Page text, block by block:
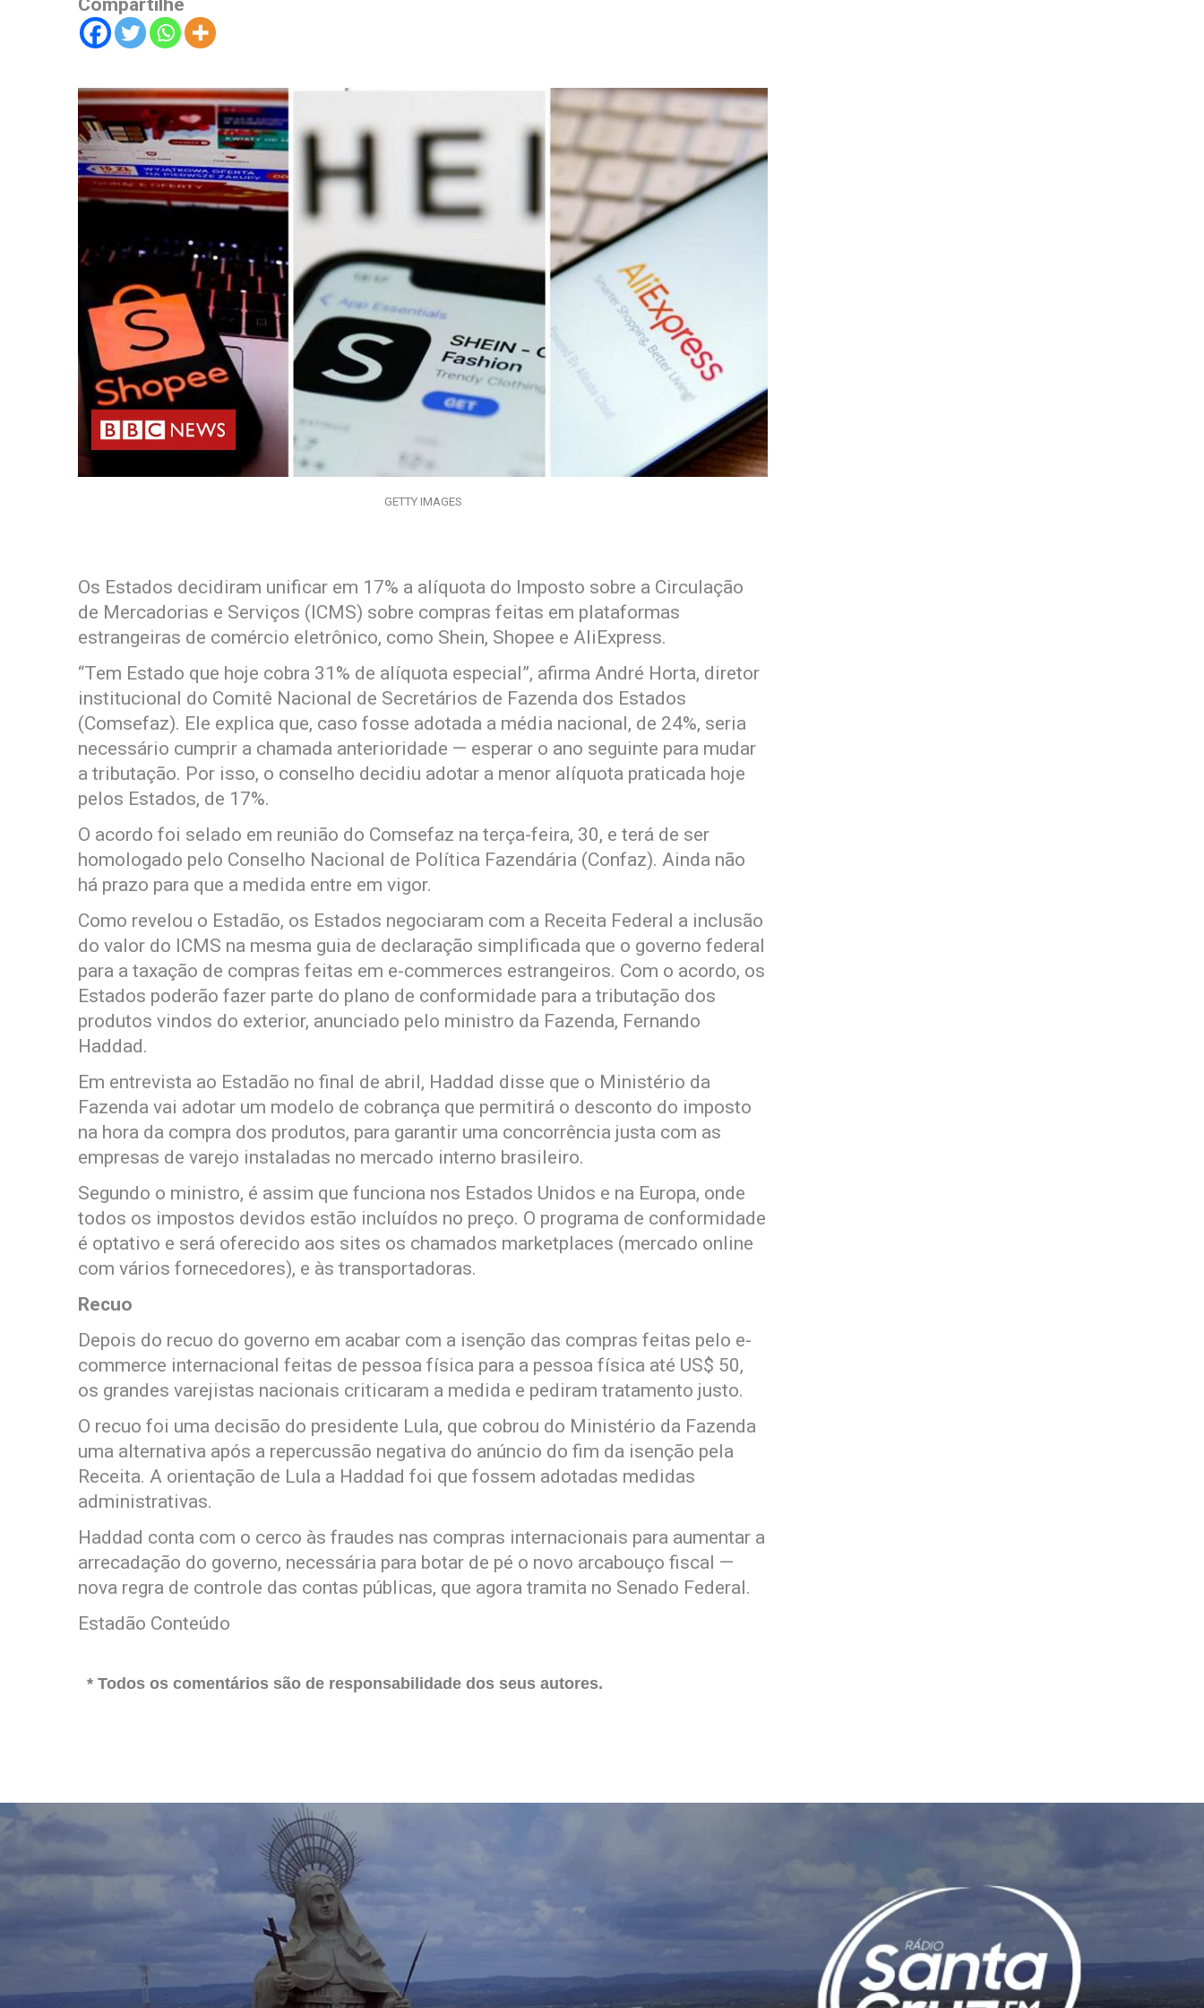
Compartilhe
GETTY IMAGES
Os Estados decidiram unificar em 17% a alíquota do Imposto sobre a Circulação
de Mercadorias e Serviços (ICMS) sobre compras feitas em plataformas
estrangeiras de comércio eletrônico, como Shein, Shopee e AliExpress.
“Tem Estado que hoje cobra 31% de alíquota especial”, afirma André Horta, diretor
institucional do Comitê Nacional de Secretários de Fazenda dos Estados
(Comsefaz). Ele explica que, caso fosse adotada a média nacional, de 24%, seria
necessário cumprir a chamada anterioridade — esperar o ano seguinte para mudar
a tributação. Por isso, o conselho decidiu adotar a menor alíquota praticada hoje
pelos Estados, de 17%.
O acordo foi selado em reunião do Comsefaz na terça-feira, 30, e terá de ser
homologado pelo Conselho Nacional de Política Fazendária (Confaz). Ainda não
há prazo para que a medida entre em vigor.
Como revelou o Estadão, os Estados negociaram com a Receita Federal a inclusão
do valor do ICMS na mesma guia de declaração simplificada que o governo federal
para a taxação de compras feitas em e-commerces estrangeiros. Com o acordo, os
Estados poderão fazer parte do plano de conformidade para a tributação dos
produtos vindos do exterior, anunciado pelo ministro da Fazenda, Fernando
Haddad.
Em entrevista ao Estadão no final de abril, Haddad disse que o Ministério da
Fazenda vai adotar um modelo de cobrança que permitirá o desconto do imposto
na hora da compra dos produtos, para garantir uma concorrência justa com as
empresas de varejo instaladas no mercado interno brasileiro.
Segundo o ministro, é assim que funciona nos Estados Unidos e na Europa, onde
todos os impostos devidos estão incluídos no preço. O programa de conformidade
é optativo e será oferecido aos sites os chamados marketplaces (mercado online
com vários fornecedores), e às transportadoras.
Recuo
Depois do recuo do governo em acabar com a isenção das compras feitas pelo e-
commerce internacional feitas de pessoa física para a pessoa física até US$ 50,
os grandes varejistas nacionais criticaram a medida e pediram tratamento justo.
O recuo foi uma decisão do presidente Lula, que cobrou do Ministério da Fazenda
uma alternativa após a repercussão negativa do anúncio do fim da isenção pela
Receita. A orientação de Lula a Haddad foi que fossem adotadas medidas
administrativas.
Haddad conta com o cerco às fraudes nas compras internacionais para aumentar a
arrecadação do governo, necessária para botar de pé o novo arcabouço fiscal —
nova regra de controle das contas públicas, que agora tramita no Senado Federal.
Estadão Conteúdo
* Todos os comentários são de responsabilidade dos seus autores.